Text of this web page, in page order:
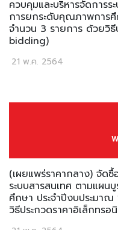
ควบคุมและบริหารจัดการ
การยกระดับคุณภาพการศึ
จำนวน 3 รายการ ด้วยวิ
bidding)
21 พ.ค. 2564
(เผยแพร่ราคากลาง) จัด
ระบบสารสนเทศ ตามแผ
ศึกษา ประจำปีงบประมา
วิธีประกวดราคาอิเล็กทร